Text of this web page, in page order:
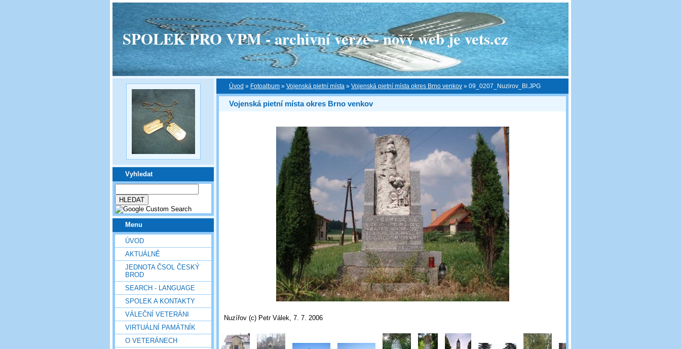
SPOLEK PRO VPM - archivní verze - nový web je vets.cz
Vyhledat
Menu
ÚVOD
AKTUÁLNĚ
JEDNOTA ČSOL ČESKÝ
BROD
SEARCH - LANGUAGE
SPOLEK A KONTAKTY
VÁLEČNÍ VETERÁNI
VIRTUÁLNÍ PAMÁTNÍK
O VETERÁNECH
Úvod » Fotoalbum » Vojenská pietní místa » Vojenská pietní místa okres Brno venkov » 09_0207_Nuzirov_BI.JPG
Vojenská pietní místa okres Brno venkov
Nuzířov (c) Petr Válek, 7. 7. 2006